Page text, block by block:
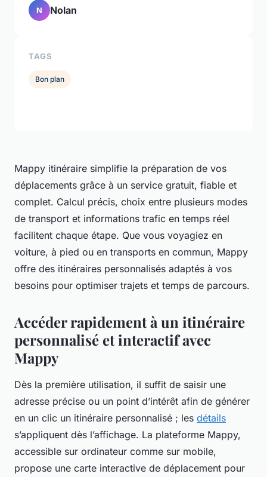
Mappy itinéraire simplifie la préparation de vos
déplacements grâce à un service gratuit, fiable et
complet. Calcul précis, choix entre plusieurs modes
de transport et informations trafic en temps réel
facilitent chaque étape. Que vous voyagiez en
voiture, à pied ou en transports en commun, Mappy
offre des itinéraires personnalisés adaptés à vos
besoins pour optimiser trajets et temps de parcours.
Accéder rapidement à un itinéraire
personnalisé et interactif avec
Mappy
Dès la première utilisation, il suffit de saisir une
adresse précise ou un point d’intérêt afin de générer
en un clic un itinéraire personnalisé ; les détails
s’appliquent dès l’affichage. La plateforme Mappy,
accessible sur ordinateur comme sur mobile,
propose une carte interactive de déplacement pour
N Nolan
TAGS
Bon plan